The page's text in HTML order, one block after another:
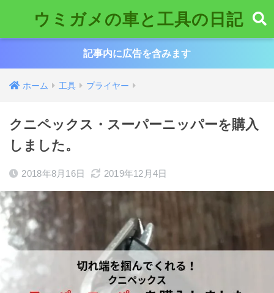
ウミガメの車と工具の日記
記事内に広告を含みます
ホーム 工具 プライヤー
クニペックス・スーパーニッパーを購入
しました。
2018年8月16日 2019年12月4日